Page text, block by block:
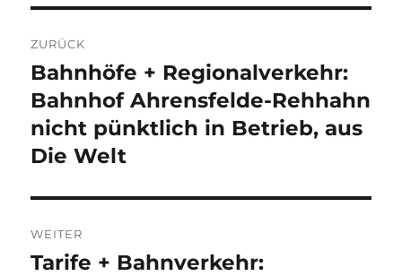
ZURÜCK
Vorheriger
Beitrag:
Bahnhöfe + Regionalverkehr:
Bahnhof Ahrensfelde-Rehhahn
nicht pünktlich in Betrieb, aus
Die Welt
WEITER
Nächster
Tarife + Bahnverkehr: